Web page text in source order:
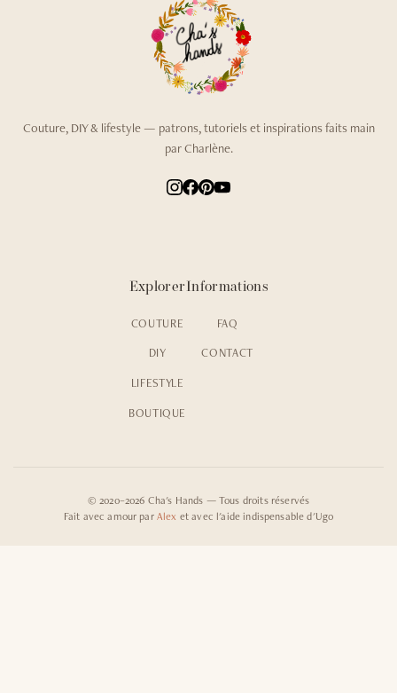
Couture, DIY & lifestyle — patrons, tutoriels et inspirations faits main
par Charlène.
Explorer
COUTURE
DIY
LIFESTYLE
BOUTIQUE
Informations
FAQ
CONTACT
© 2020–2026 Cha's Hands — Tous droits réservés
Fait avec amour par Alex et avec l'aide indispensable d'Ugo